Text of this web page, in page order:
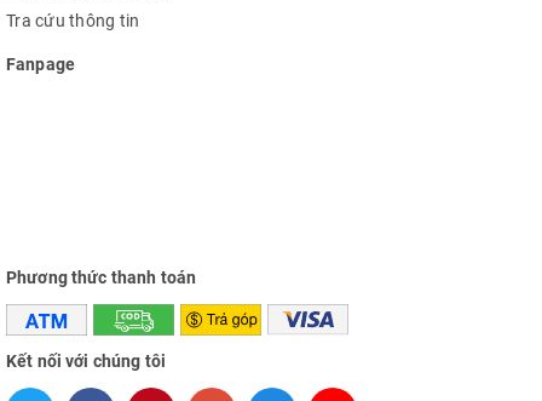
Tra cứu thông tin
Fanpage
Phương thức thanh toán
Kết nối với chúng tôi